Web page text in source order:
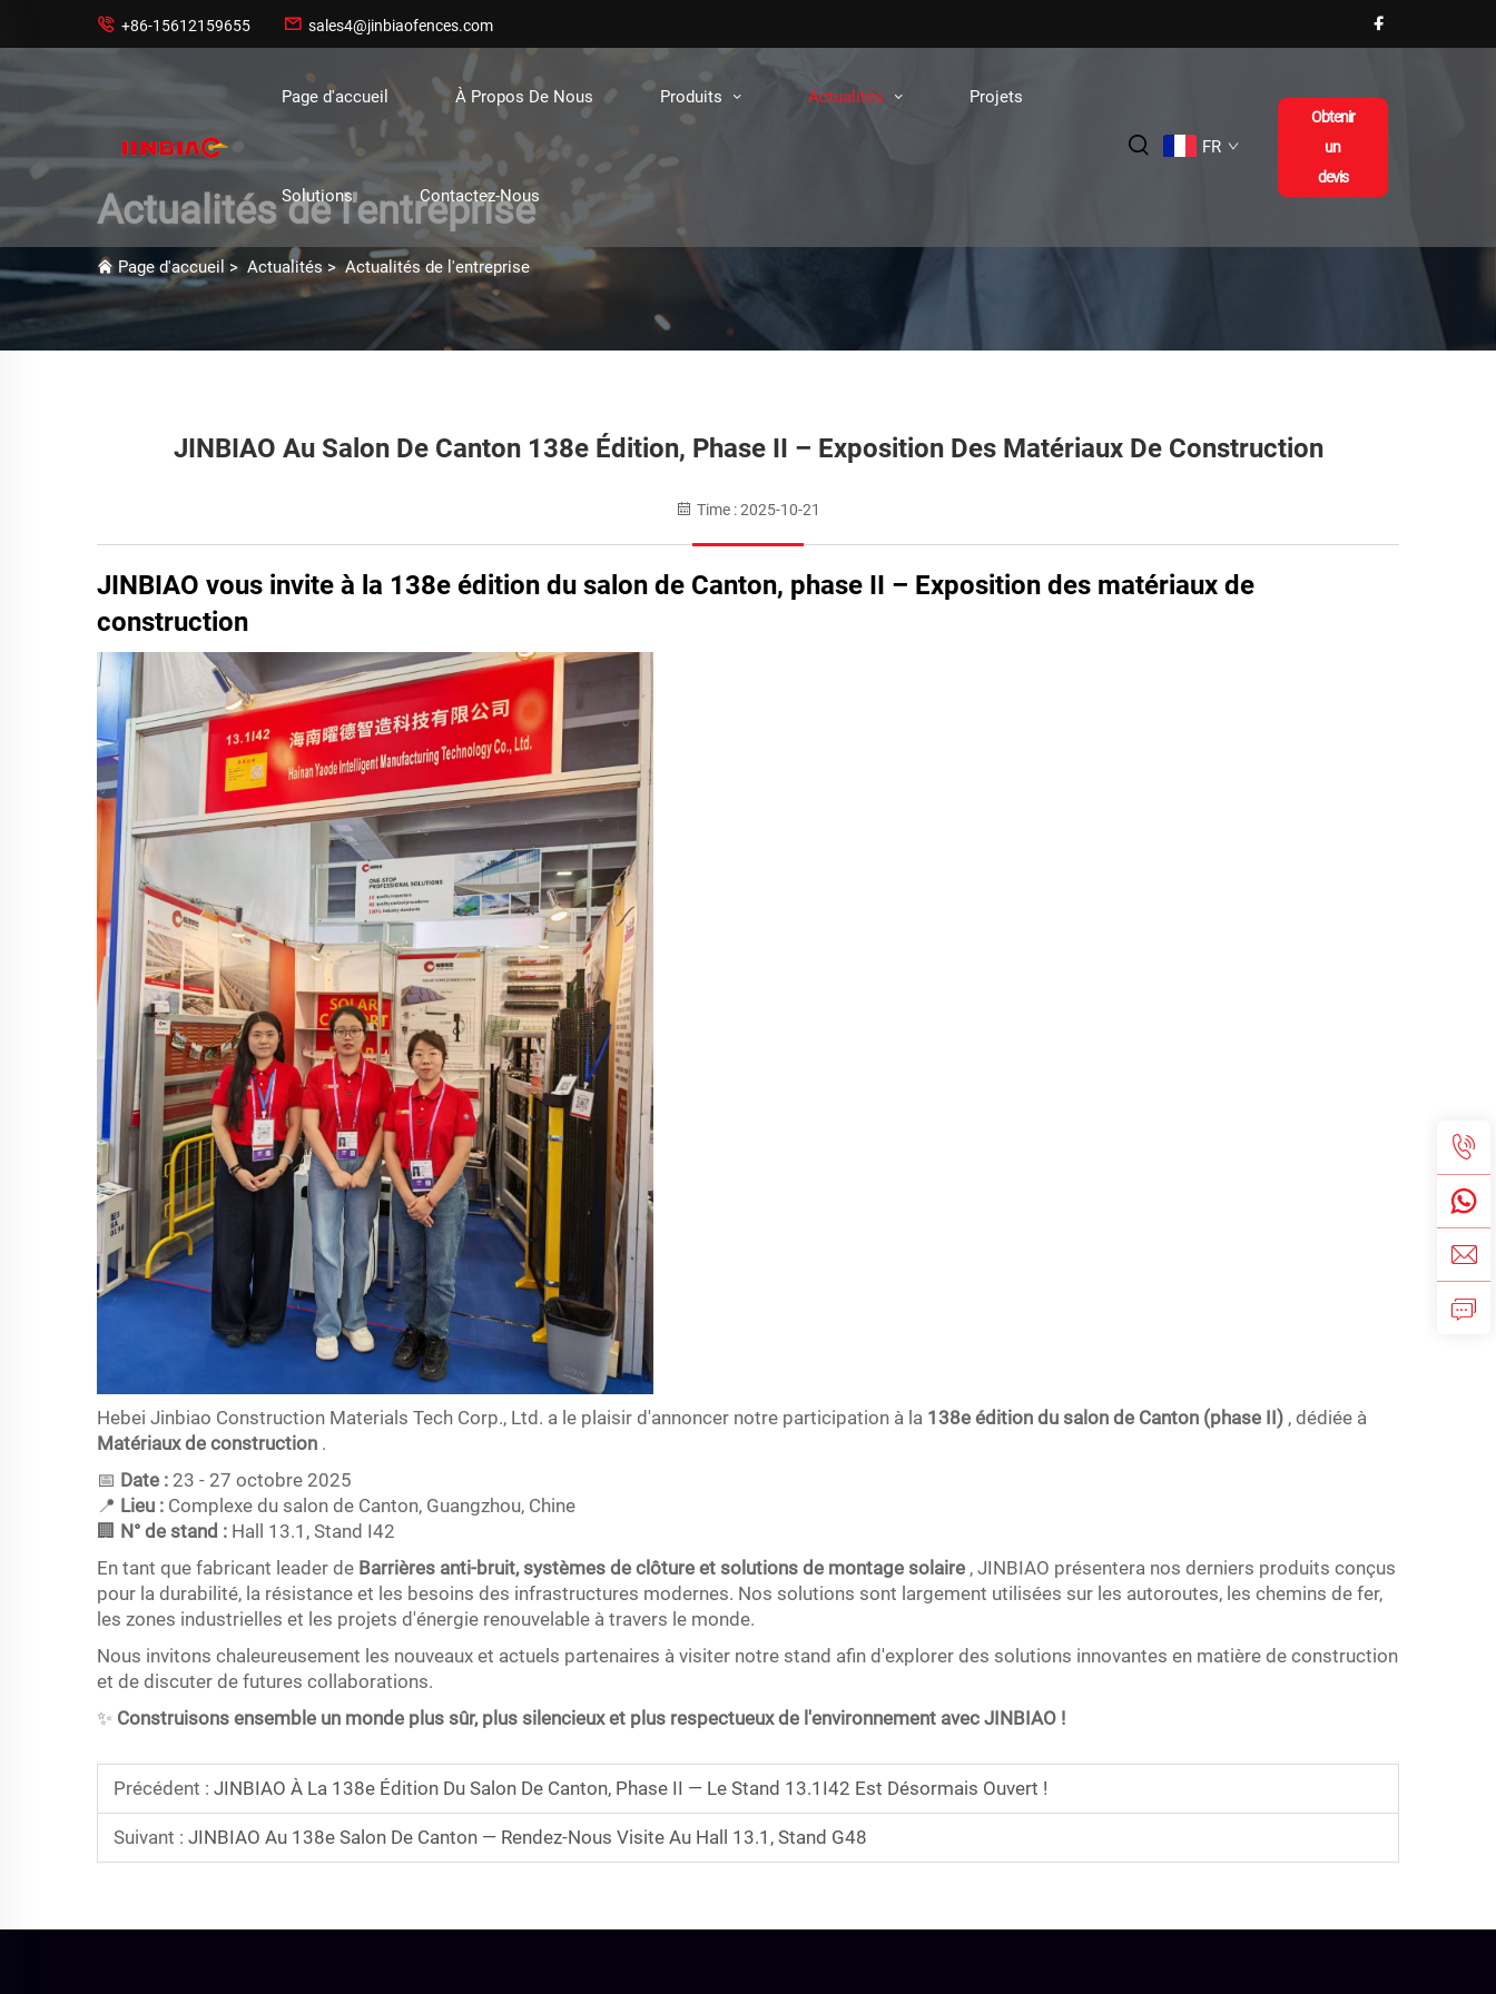
 +86-15612159655  sales4@jinbiaofences.com
Page d'accueil À Propos De Nous Produits Actualités Projets
Solutions Contactez-Nous
FR
Obtenir
un
devis
Actualités de l'entreprise
Page d'accueil > Actualités>Actualités de l'entreprise
JINBIAO Au Salon De Canton 138e Édition, Phase II – Exposition Des Matériaux De Construction
Time : 2025-10-21
JINBIAO vous invite à la 138e édition du salon de Canton, phase II – Exposition des matériaux de
construction
Hebei Jinbiao Construction Materials Tech Corp., Ltd. a le plaisir d'annoncer notre participation à la 138e édition du salon de Canton (phase II) , dédiée à
Matériaux de construction .
📅 Date : 23 - 27 octobre 2025
📍 Lieu : Complexe du salon de Canton, Guangzhou, Chine
🏢 N° de stand : Hall 13.1, Stand I42
En tant que fabricant leader de Barrières anti-bruit, systèmes de clôture et solutions de montage solaire , JINBIAO présentera nos derniers produits conçus
pour la durabilité, la résistance et les besoins des infrastructures modernes. Nos solutions sont largement utilisées sur les autoroutes, les chemins de fer,
les zones industrielles et les projets d'énergie renouvelable à travers le monde.
Nous invitons chaleureusement les nouveaux et actuels partenaires à visiter notre stand afin d'explorer des solutions innovantes en matière de construction
et de discuter de futures collaborations.
✨ Construisons ensemble un monde plus sûr, plus silencieux et plus respectueux de l'environnement avec JINBIAO !
Précédent : JINBIAO À La 138e Édition Du Salon De Canton, Phase II — Le Stand 13.1I42 Est Désormais Ouvert !
Suivant : JINBIAO Au 138e Salon De Canton — Rendez-Nous Visite Au Hall 13.1, Stand G48